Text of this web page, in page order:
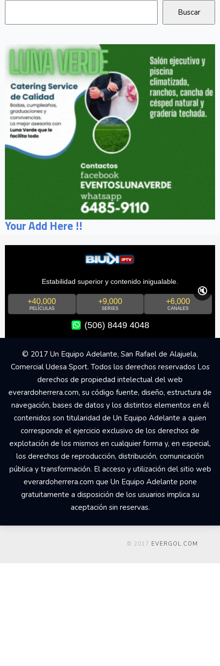
Your Add Here !!
Estabilidad superior y contenido inigualable.
+40,000
PELÍCULAS
+9,000
SERIES
+6,000
CANALES
(506) 8449 4048
🔇
© 2017 Un Equipo Adelante, San Rafael de Alajuela,
Comercial Udesa Sport. Todos los derechos reservados Los
derechos de propiedad intelectual del web
everardoherrera.com, su código fuente, diseño, estructura de
navegación, bases de datos y los distintos elementos en él
contenidos son titularidad de Un Equipo Adelante a quien
corresponde el ejercicio exclusivo de los derechos de
explotación de los mismos en cualquier forma y, en especial,
los derechos de reproducción, distribución, comunicación
pública y transformación. El acceso y utilización del sitio web
everardoherrera.com que Un Equipo Adelante pone
gratuitamente a disposición de los usuarios implica su
aceptación sin reservas.
© 2017 EVERGOL.COM